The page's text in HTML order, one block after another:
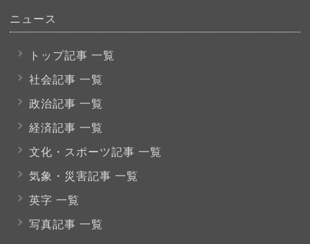
ニュース
トップ記事 一覧
社会記事 一覧
政治記事 一覧
経済記事 一覧
文化・スポーツ記事 一覧
気象・災害記事 一覧
英字 一覧
写真記事 一覧